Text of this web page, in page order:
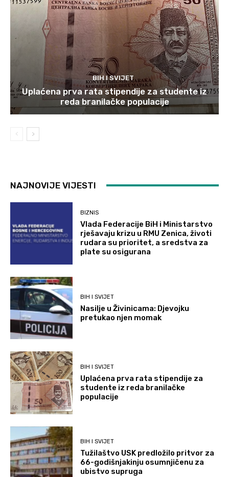
BIH I SVIJET
Uplaćena prva rata stipendije za studente iz
reda branilačke populacije
NAJNOVIJE VIJESTI
BIZNIS
Vlada Federacije BiH i Ministarstvo
rješavaju krizu u RMU Zenica, životi
rudara su prioritet, a sredstva za
plate su osigurana
BIH I SVIJET
Nasilje u Živinicama: Djevojku
pretukao njen momak
BIH I SVIJET
Uplaćena prva rata stipendije za
studente iz reda branilačke
populacije
BIH I SVIJET
Tužilaštvo USK predložilo pritvor za
66-godišnjakinju osumnjičenu za
ubistvo supruga